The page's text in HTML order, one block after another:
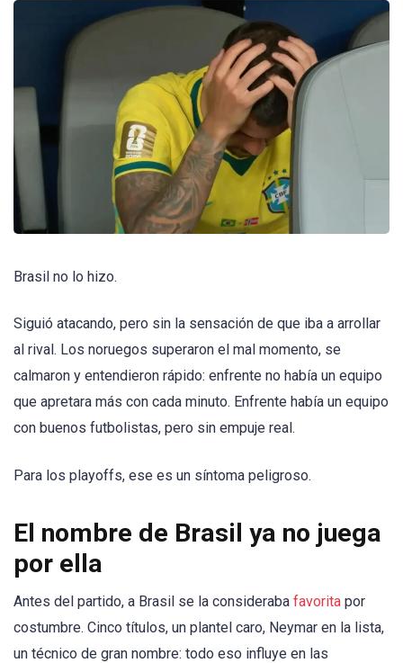
Brasil no lo hizo.
Siguió atacando, pero sin la sensación de que iba a arrollar
al rival. Los noruegos superaron el mal momento, se
calmaron y entendieron rápido: enfrente no había un equipo
que apretara más con cada minuto. Enfrente había un equipo
con buenos futbolistas, pero sin empuje real.
Para los playoffs, ese es un síntoma peligroso.
El nombre de Brasil ya no juega
por ella
Antes del partido, a Brasil se la consideraba favorita por
costumbre. Cinco títulos, un plantel caro, Neymar en la lista,
un técnico de gran nombre: todo eso influye en las